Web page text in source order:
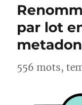
clé
par lot
556 mots,